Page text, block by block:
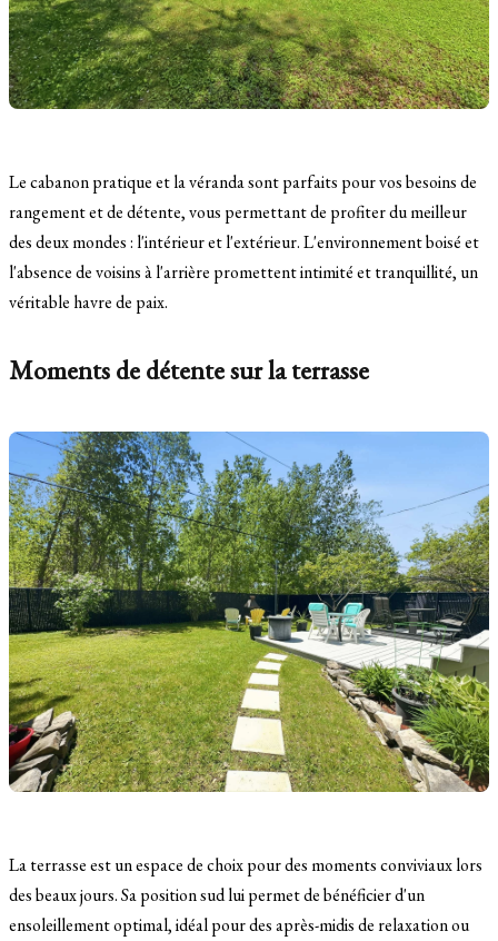
Le cabanon pratique et la véranda sont parfaits pour vos besoins de
rangement et de détente, vous permettant de profiter du meilleur
des deux mondes : l'intérieur et l'extérieur. L'environnement boisé et
l'absence de voisins à l'arrière promettent intimité et tranquillité, un
véritable havre de paix.
Moments de détente sur la terrasse
La terrasse est un espace de choix pour des moments conviviaux lors
des beaux jours. Sa position sud lui permet de bénéficier d'un
ensoleillement optimal, idéal pour des après-midis de relaxation ou